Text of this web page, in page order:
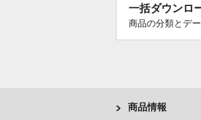
一括ダウンロ
商品の分類とデ
商品情報